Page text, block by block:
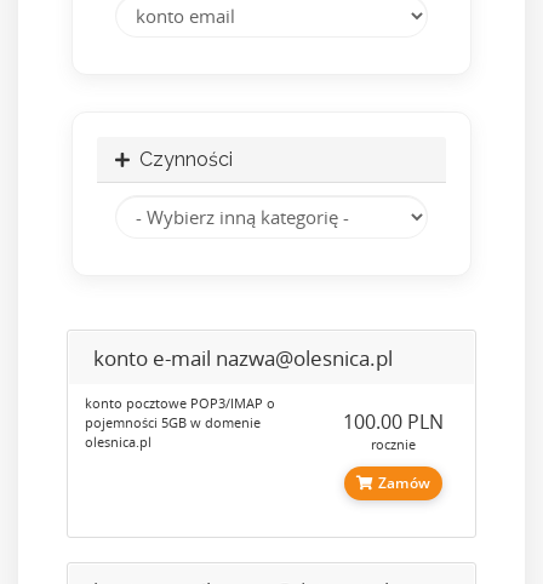
Czynności
konto e-mail nazwa@olesnica.pl
konto pocztowe POP3/IMAP o
pojemności 5GB w domenie
olesnica.pl
100.00 PLN
rocznie
Zamów